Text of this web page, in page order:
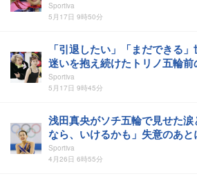
Sportiva
5月17日 9時50分
「引退したい」「まだできる
迷いを抱え続けたトリノ五輪前
Sportiva
5月17日 9時45分
浅田真央がソチ五輪で見せた
なら、いけるかも」失意のあ
Sportiva
4月26日 6時55分